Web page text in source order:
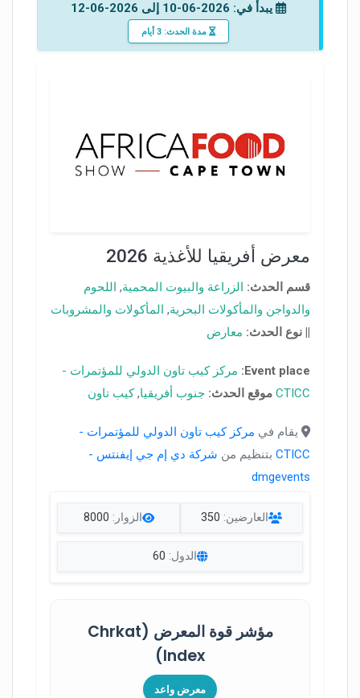
يبدأ في: 2026-06-10 إلى 2026-06-12
مدة الحدث: 3 أيام
معرض أفريقيا للأغذية 2026
قسم الحدث: الزراعة والبيوت المحمية, اللحوم
والدواجن والمأكولات البحرية, المأكولات والمشروبات
نوع الحدث: معارض
Event place:
مركز كيب تاون الدولي للمؤتمرات -
CTICC موقع الحدث: جنوب أفريقيا,كيب تاون
يقام في مركز كيب تاون الدولي للمؤتمرات -
CTICC بتنظيم من شركة دي إم جي إيفنتس -
dmgevents
العارضين: 350 الزوار: 8000
الدول: 60
مؤشر قوة المعرض (Chrkat
Index)
معرض واعد